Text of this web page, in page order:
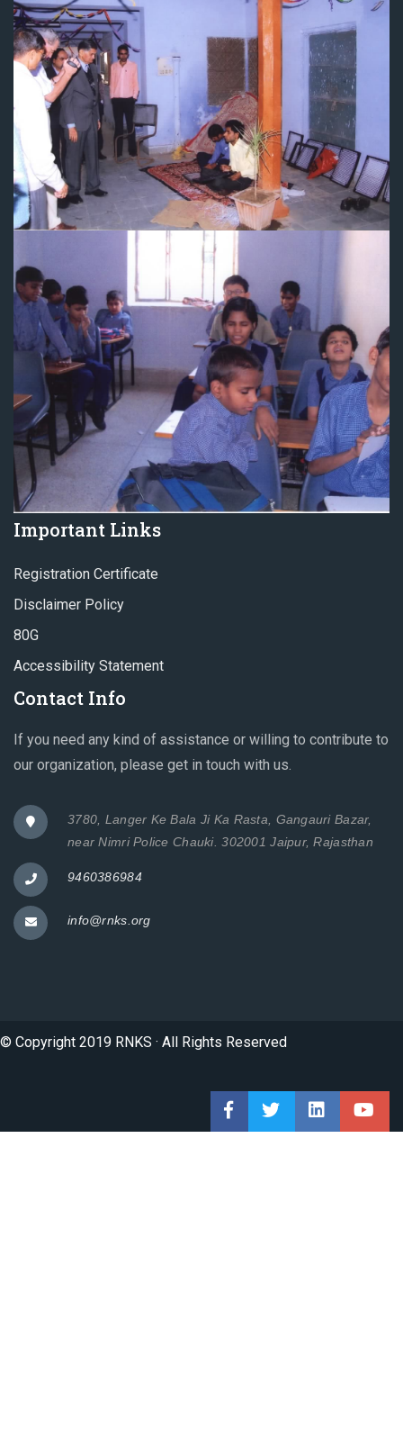
Important Links
Registration Certificate
Disclaimer Policy
80G
Accessibility Statement
Contact Info
If you need any kind of assistance or willing to contribute to
our organization, please get in touch with us.
3780, Langer Ke Bala Ji Ka Rasta, Gangauri Bazar,
near Nimri Police Chauki. 302001 Jaipur, Rajasthan
9460386984
info@rnks.org
© Copyright 2019 RNKS · All Rights Reserved